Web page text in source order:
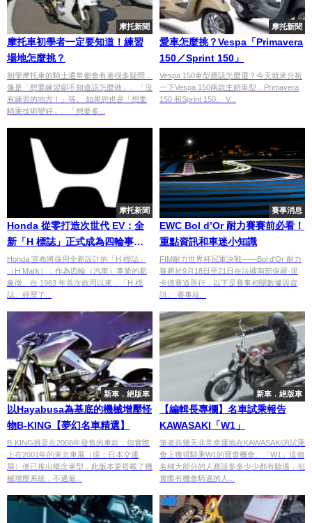
摩托新聞
摩托車初學者一定要知道！練習
場地怎麼挑？
初學摩托車的騎士通常都會有著很多疑問，
像是「想要練習卻不知道該怎麼做」、「沒
有練習的地方！」等。 如果您也是「想要
騎乘技術變好」、「想要多...
摩托新聞
愛車怎麼挑？Vespa「Primavera
150／Sprint 150」
Vespa 150車型應該怎麼選？今天就來分析
一下Vespa 150兩款主銷車型，Primavera
150 和Sprint 150。 V...
摩托新聞
Honda 從零打造次世代 EV：全
新「H 標誌」正式成為四輪事業
新象徵
Honda 宣布將採用全新設計的「H 標誌」
（H Mark），作為四輪（汽車）事業的新
象徵。自 1963 年首次啟用以來，「H 標
誌」經歷了...
賽事消息
EWC Bol d’Or 耐力賽賽前必看！
重點資訊和車迷小知識
FIM耐力世界杯冠軍決戰——Bol d'Or 耐力
賽將於9月18日至21日在法國南部保羅·里
卡德賽道舉行，以下是賽事相關數據與資
訊。 賽事核...
新車．絕版車
以Hayabusa為基底的機械增壓怪
物B-KING【夢幻名車精選】
B-KING雖是在2008年發售的車款，但實際
上在2001年的東京車展（現：日本交通
展）便已推出概念車型，此版本更搭載了機
械增壓系統，不過最...
新車．絕版車
【編輯長專欄】名車試乘報告
KAWASAKI「W1」
筆者前幾天非常幸運地在KAWASAKI的試乘
會上獲得騎乘W1的寶貴機會。「W1」這個
名稱大部分的人應該多多少少都有聽過，但
實際有機會騎過的人...